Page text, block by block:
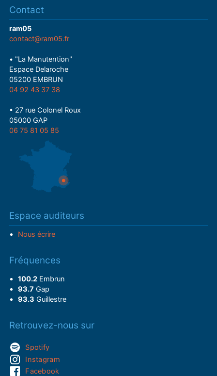
Contact
ram05
contact@ram05.fr
• "La Manutention"
Espace Delaroche
05200 EMBRUN
04 92 43 37 38
• 27 rue Colonel Roux
05000 GAP
06 75 81 05 85
Espace auditeurs
Nous écrire
Fréquences
100.2Embrun
93.7 Gap
93.3 Guillestre
Retrouvez-nous sur
Spotify
Instagram
Facebook